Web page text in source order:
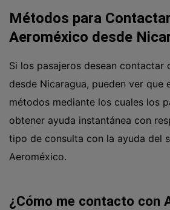
Métodos para
Aeroméxico desde
Si los pasajeros desean contactar
desde Nicaragua, pueden ver que
métodos mediante los cuales los
obtener ayuda instantánea con
tipo de consulta con la ayuda del
Aeroméxico.
¿Cómo me contacto con